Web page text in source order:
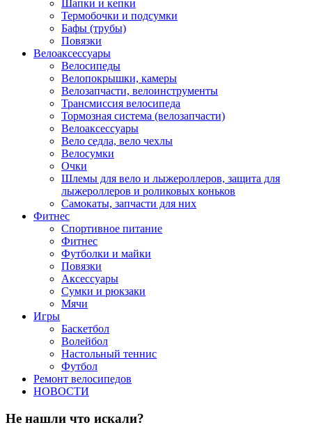
Шапки и кепки
Термобочки и подсумки
Бафы (трубы)
Повязки
Велоаксессуары
Велосипеды
Велопокрышки, камеры
Велозапчасти, велоинструменты
Трансмиссия велосипеда
Тормозная система (велозапчасти)
Велоаксессуары
Вело седла, вело чехлы
Велосумки
Очки
Шлемы для вело и лыжероллеров, защита для
лыжероллеров и роликовых коньков
Самокаты, запчасти для них
Фитнес
Спортивное питание
Фитнес
Футболки и майки
Повязки
Аксессуары
Сумки и рюкзаки
Мячи
Игры
Баскетбол
Волейбол
Настольный теннис
Футбол
Ремонт велосипедов
НОВОСТИ
Не нашли что искали?